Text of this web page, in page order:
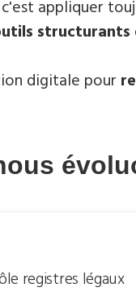
appliquer
structurants
digitale pour
registres légaux